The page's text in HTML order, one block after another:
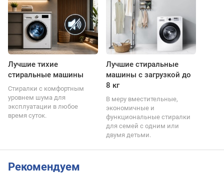
Лучшие тихие
стиральные машины
Стиралки с комфортным
уровнем шума для
эксплуатации в любое
время суток.
Лучшие стиральные
машины с загрузкой до
8 кг
В меру вместительные,
экономичные и
функциональные стиралки
для семей с одним или
двумя детьми.
Рекомендуем